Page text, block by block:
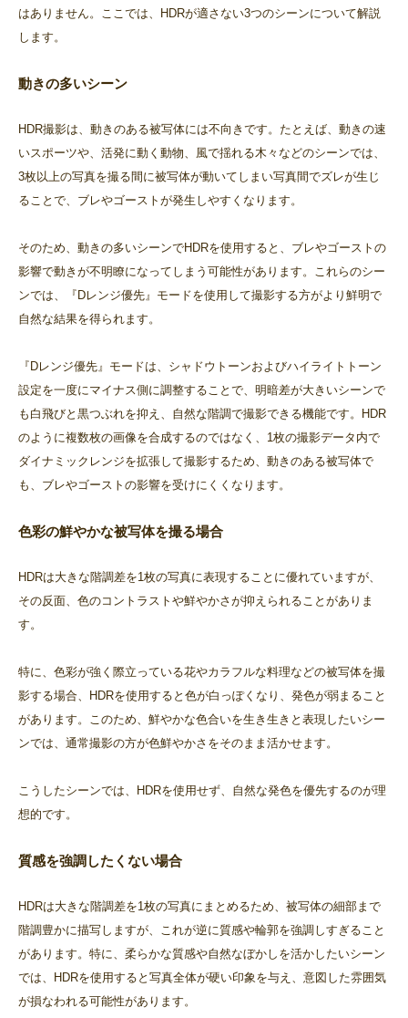
はありません。ここでは、HDRが適さない3つのシーンについて解説
します。
動きの多いシーン
HDR撮影は、動きのある被写体には不向きです。たとえば、動きの速
いスポーツや、活発に動く動物、風で揺れる木々などのシーンでは、
3枚以上の写真を撮る間に被写体が動いてしまい写真間でズレが生じ
ることで、ブレやゴーストが発生しやすくなります。
そのため、動きの多いシーンでHDRを使用すると、ブレやゴーストの
影響で動きが不明瞭になってしまう可能性があります。これらのシー
ンでは、『Dレンジ優先』モードを使用して撮影する方がより鮮明で
自然な結果を得られます。
『Dレンジ優先』モードは、シャドウトーンおよびハイライトトーン
設定を一度にマイナス側に調整することで、明暗差が大きいシーンで
も白飛びと黒つぶれを抑え、自然な階調で撮影できる機能です。HDR
のように複数枚の画像を合成するのではなく、1枚の撮影データ内で
ダイナミックレンジを拡張して撮影するため、動きのある被写体で
も、ブレやゴーストの影響を受けにくくなります。
色彩の鮮やかな被写体を撮る場合
HDRは大きな階調差を1枚の写真に表現することに優れていますが、
その反面、色のコントラストや鮮やかさが抑えられることがありま
す。
特に、色彩が強く際立っている花やカラフルな料理などの被写体を撮
影する場合、HDRを使用すると色が白っぽくなり、発色が弱まること
があります。このため、鮮やかな色合いを生き生きと表現したいシー
ンでは、通常撮影の方が色鮮やかさをそのまま活かせます。
こうしたシーンでは、HDRを使用せず、自然な発色を優先するのが理
想的です。
質感を強調したくない場合
HDRは大きな階調差を1枚の写真にまとめるため、被写体の細部まで
階調豊かに描写しますが、これが逆に質感や輪郭を強調しすぎること
があります。特に、柔らかな質感や自然なぼかしを活かしたいシーン
では、HDRを使用すると写真全体が硬い印象を与え、意図した雰囲気
が損なわれる可能性があります。